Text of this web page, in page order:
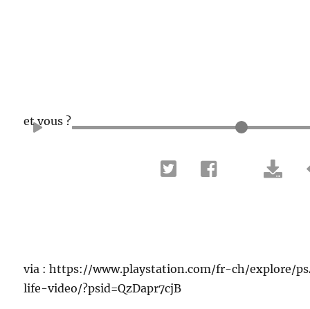
et vous ?
via : https://www.playstation.com/fr-ch/explore/
life-video/?psid=QzDapr7cjB